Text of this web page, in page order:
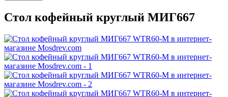
Стол кофейный круглый МИГ667